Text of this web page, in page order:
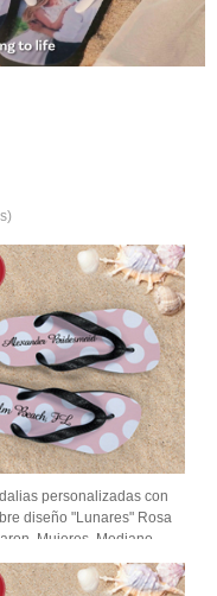
personalizadas con
diseño "Lunares" Rosa
Mujeres. Mediano